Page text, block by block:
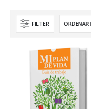
FILTER